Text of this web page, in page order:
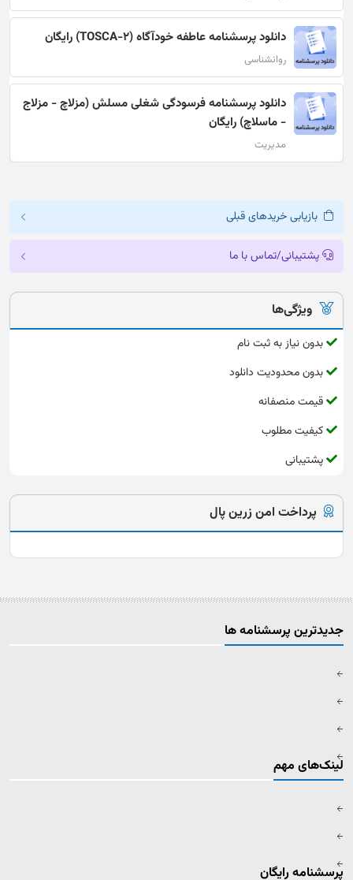
دانلود پرسشنامه عاطفه خودآگاه (TOSCA-2) رایگان
روانشناسی
دانلود پرسشنامه فرسودگی شغلی مسلش (مزلاچ - مزلاج
- ماسلاچ) رایگان
مدیریت
بازیابی خریدهای قبلی
پشتیبانی/تماس با ما
ویژگی‌ها
بدون نیاز به ثبت نام
بدون محدودیت دانلود
قیمت منصفانه
کیفیت مطلوب
پشتیبانی
پرداخت امن زرین پال
جدیدترین پرسشنامه ها
لینک‌های مهم
پرسشنامه رایگان